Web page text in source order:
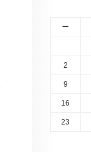
一
2
9
16
23